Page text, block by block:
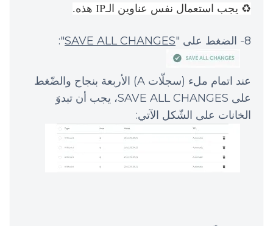
♻️ يجب استعمال نفس عناوين الـIP هذه.
8- الضغط على " SAVE ALL CHANGES
":
عند اتمام ملء (سجلّات A) الأربعة بنجاح والضّغط
على SAVE ALL CHANGES، يجب أن تبدوَ
الخانات على الشّكل الآتي: